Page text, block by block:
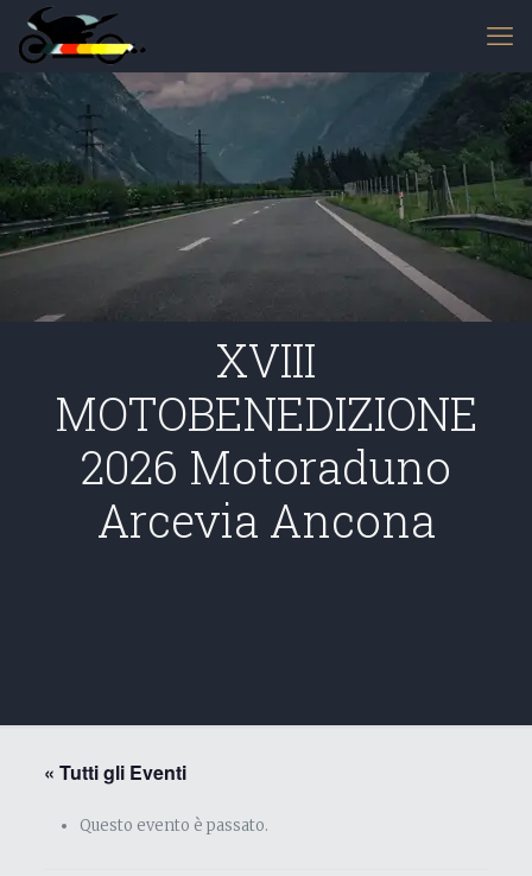
XVIII
MOTOBENEDIZIONE
2026 Motoraduno
Arcevia Ancona
« Tutti gli Eventi
Questo evento è passato.